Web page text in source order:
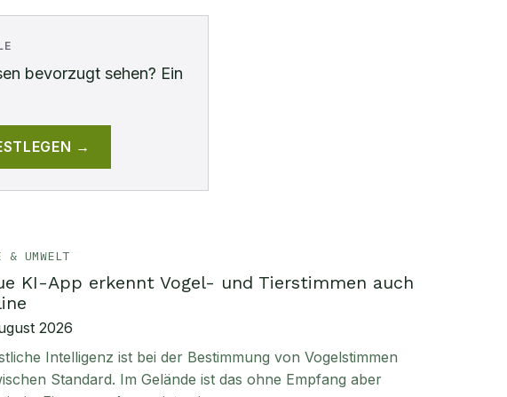
bevorzugt sehen? Ein
→
& UMWELT
KI-App erkennt Vogel- und Tierstimmen auch
2026
Intelligenz ist bei der Bestimmung von Vogelstimmen
Standard. Im Gelände ist das ohne Empfang aber